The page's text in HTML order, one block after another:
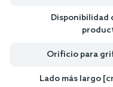
Disponibilidad
Orificio para
Lado más largo